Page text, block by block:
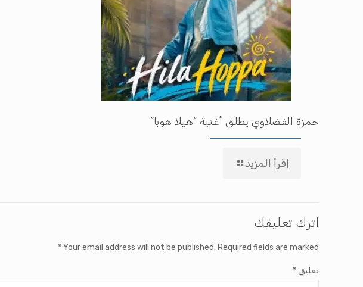
حمزة الفضلاوي يطلق أغنية “هيلا هوبا”
إقرأ المزيد
اترك تعليقك
Your email address will not be published. Required fields are marked
*
تعليق *